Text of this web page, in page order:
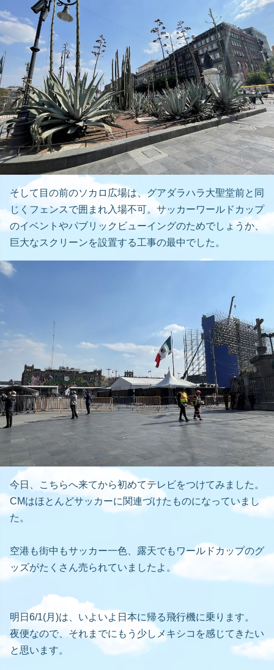
そして目の前のソカロ広場は、グアダラハラ大聖堂前と同
じくフェンスで囲まれ入場不可。サッカーワールドカップ
のイベントやパブリックビューイングのためでしょうか、
巨大なスクリーンを設置する工事の最中でした。
今日、こちらへ来てから初めてテレビをつけてみました。
CMはほとんどサッカーに関連づけたものになっていまし
た。
空港も街中もサッカー一色、露天でもワールドカップのグ
ッズがたくさん売られていましたよ。
明日6/1(月)は、いよいよ日本に帰る飛行機に乗ります。
夜便なので、それまでにもう少しメキシコを感じてきたい
と思います。